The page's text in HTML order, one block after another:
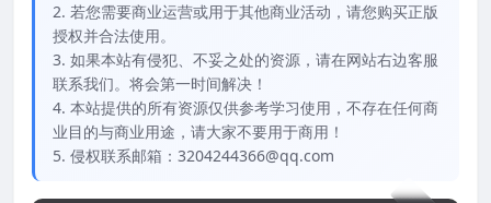
2. 若您需要商业运营或用于其他商业活动，请您购买正版
授权并合法使用。
3. 如果本站有侵犯、不妥之处的资源，请在网站右边客服
联系我们。将会第一时间解决！
4. 本站提供的所有资源仅供参考学习使用，不存在任何商
业目的与商业用途，请大家不要用于商用！
5. 侵权联系邮箱：3204244366@qq.com